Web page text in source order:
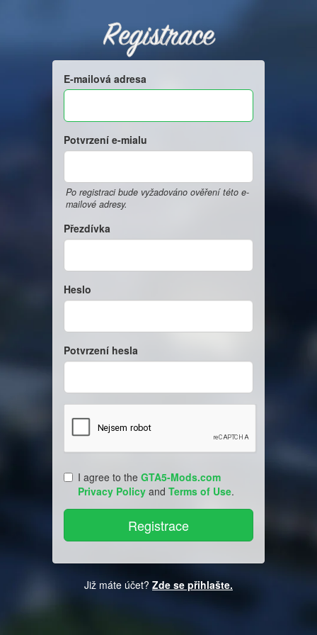
Registrace
E-mailová adresa
Potvrzení e-mialu
Po registraci bude vyžadováno ověření této e-
mailové adresy.
Přezdívka
Heslo
Potvrzení hesla
I agree to the GTA5-Mods.com
Privacy Policy and Terms of Use.
Již máte účet? Zde se přihlašte.